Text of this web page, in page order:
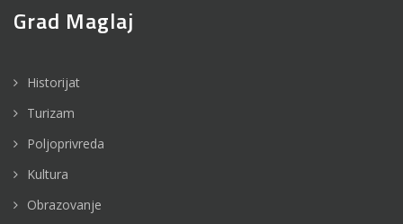
Grad Maglaj
Historijat
Turizam
Poljoprivreda
Kultura
Obrazovanje